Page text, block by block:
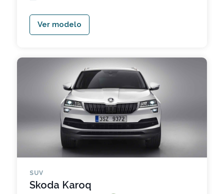
Ver modelo
SUV
Skoda Karoq